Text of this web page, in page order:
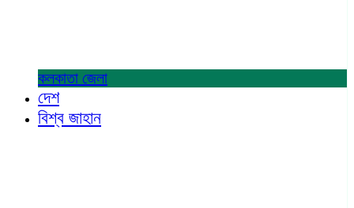
কলকাতা জেলা
দেশ
বিশ্ব জাহান